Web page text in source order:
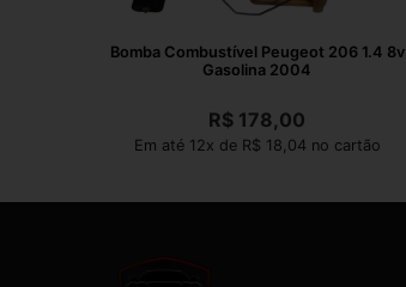
Bomba Combustível Peugeot 206 1.4 8v
Gasolina 2004
R$ 178,00
Em até 12x de R$ 18,04 no cartão